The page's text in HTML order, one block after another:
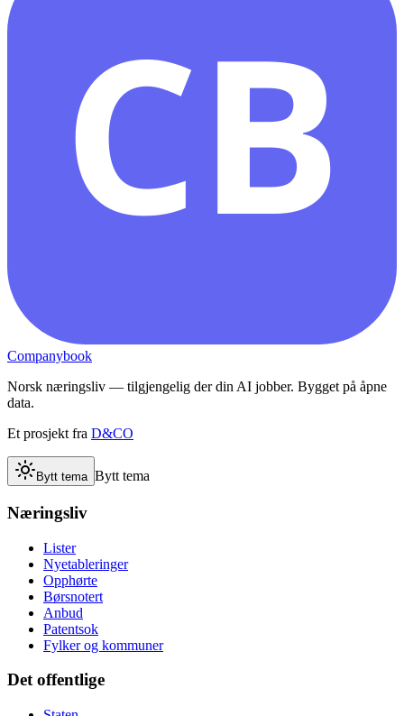
CB
Companybook
Norsk næringsliv — tilgjengelig der din AI jobber. Bygget på åpne
data.
Et prosjekt fra D&CO
Bytt tema Bytt tema
Næringsliv
Lister
Nyetableringer
Opphørte
Børsnotert
Anbud
Patentsok
Fylker og kommuner
Det offentlige